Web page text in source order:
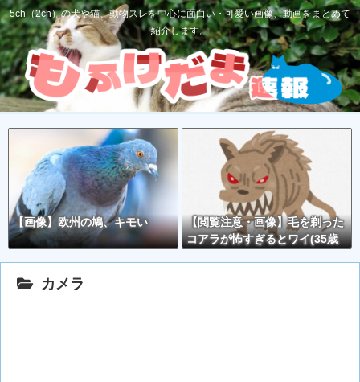
5ch（2ch）の犬や猫、動物スレを中心に面白い・可愛い画像、動画をまとめて
紹介します。
【画像】欧州の鳩、キモい
【閲覧注意・画像】毛を剃った
コアラが怖すぎるとワイ(35歳
カメラ